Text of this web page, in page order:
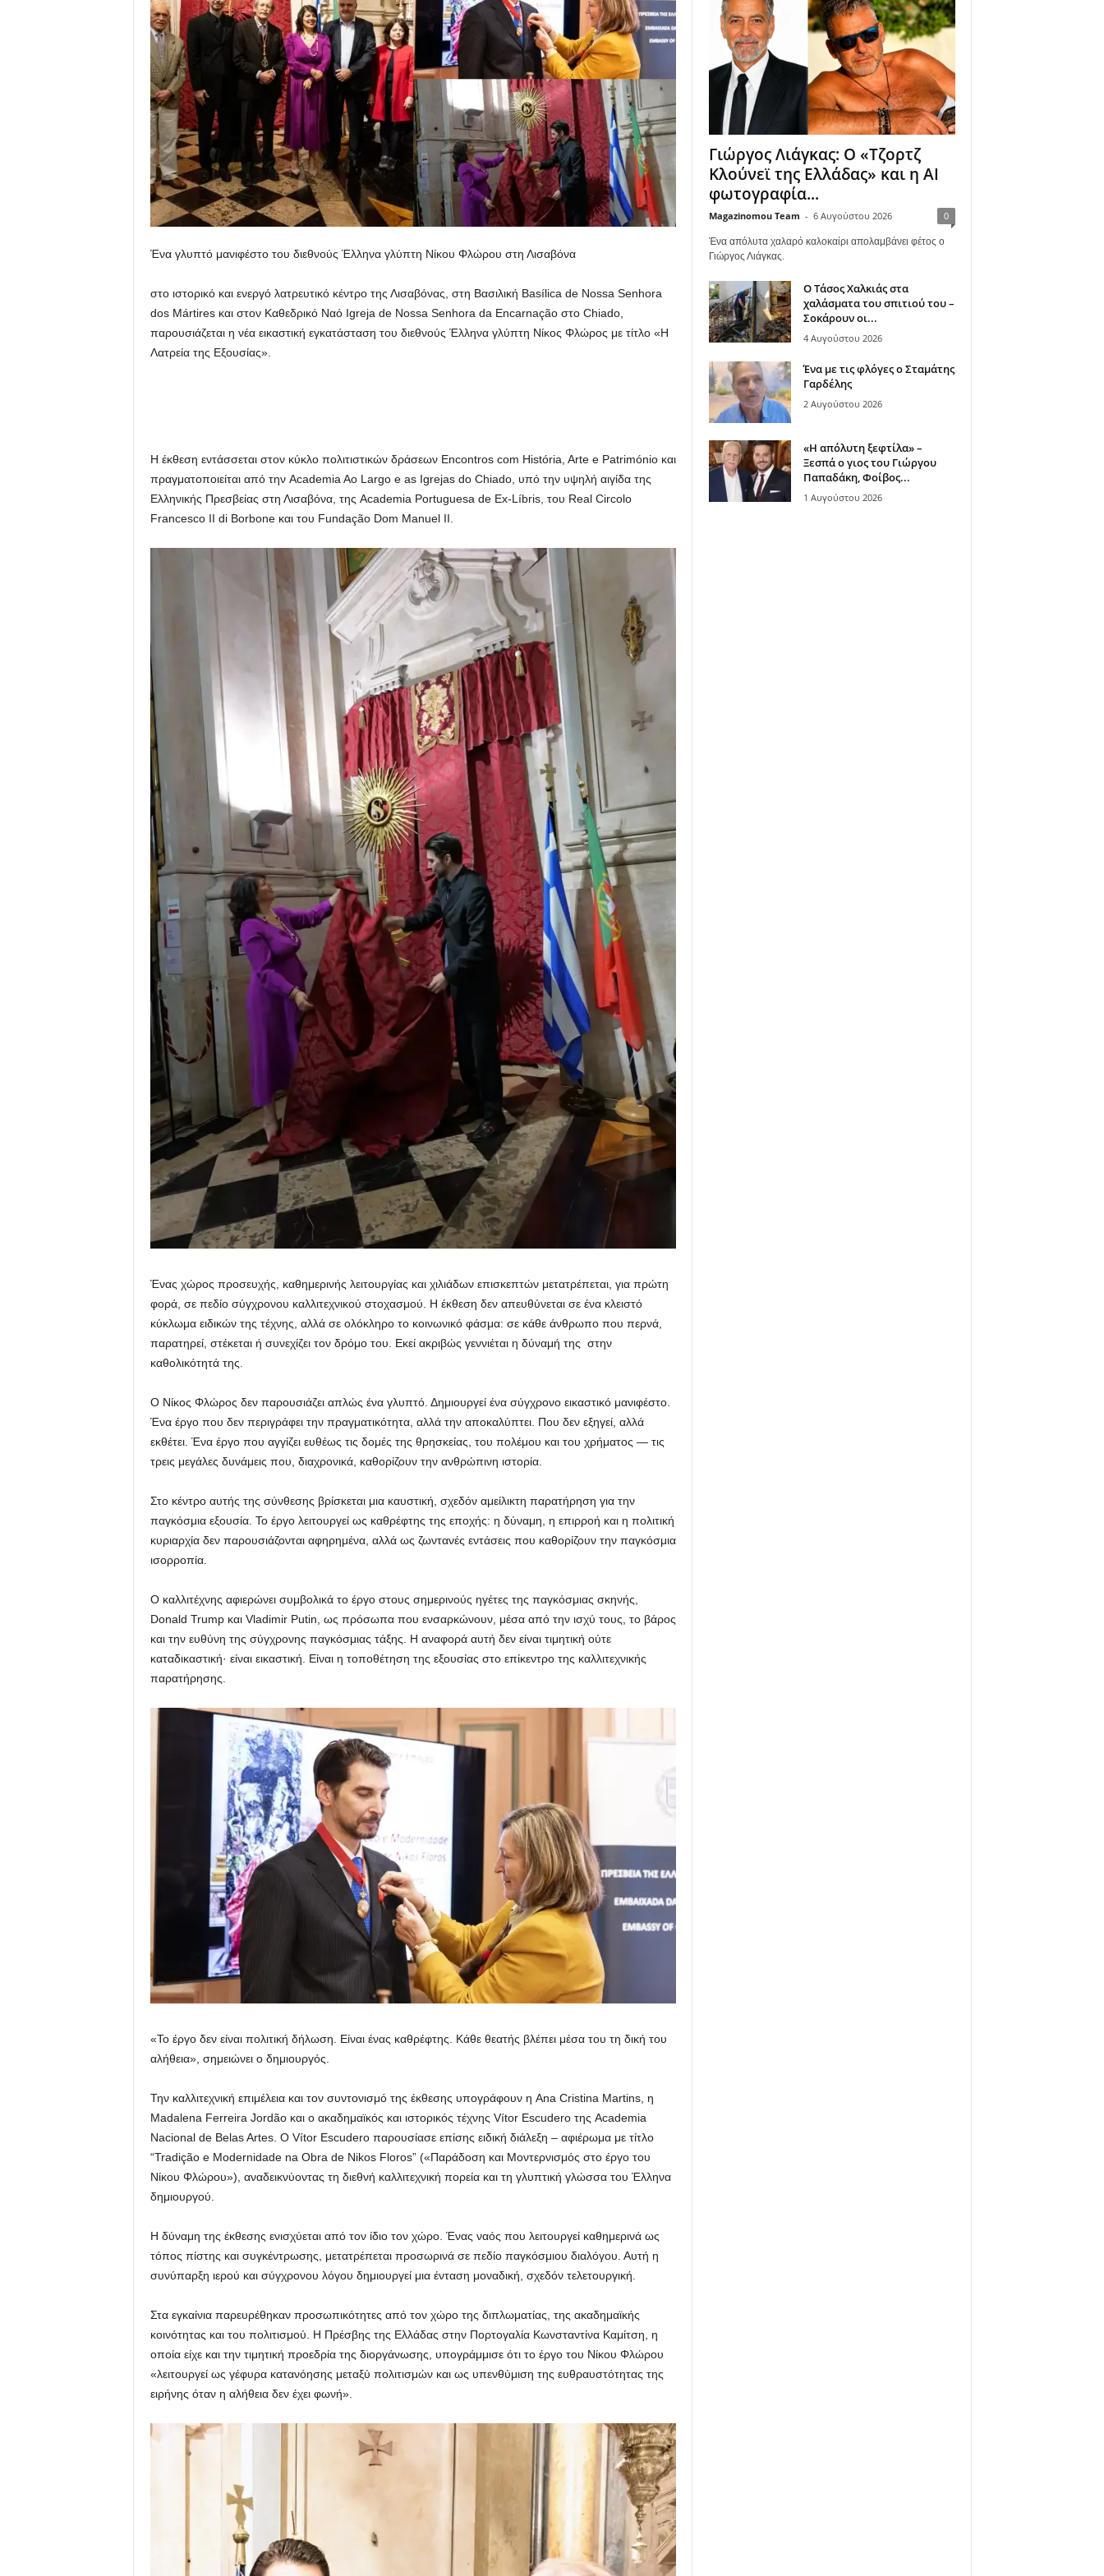
u
Ένα γλυπτό μανιφέστο του διεθνούς Έλληνα γλύπτη Νίκου Φλώρου στη Λισαβόνα
στο ιστορικό και ενεργό λατρευτικό κέντρο της Λισαβόνας, στη Βασιλική Basílica de Nossa Senhora
dos Mártires και στον Καθεδρικό Ναό Igreja de Nossa Senhora da Encarnação στο Chiado,
παρουσιάζεται η νέα εικαστική εγκατάσταση του διεθνούς Έλληνα γλύπτη Νίκος Φλώρος με τίτλο «Η
Λατρεία της Εξουσίας».
Η έκθεση εντάσσεται στον κύκλο πολιτιστικών δράσεων Encontros com História, Arte e Património και
πραγματοποιείται από την Academia Ao Largo e as Igrejas do Chiado, υπό την υψηλή αιγίδα της
Ελληνικής Πρεσβείας στη Λισαβόνα, της Academia Portuguesa de Ex-Líbris, του Real Circolo
Francesco II di Borbone και του Fundação Dom Manuel II.
Ένας χώρος προσευχής, καθημερινής λειτουργίας και χιλιάδων επισκεπτών μετατρέπεται, για πρώτη
φορά, σε πεδίο σύγχρονου καλλιτεχνικού στοχασμού. Η έκθεση δεν απευθύνεται σε ένα κλειστό
κύκλωμα ειδικών της τέχνης, αλλά σε ολόκληρο το κοινωνικό φάσμα: σε κάθε άνθρωπο που περνά,
παρατηρεί, στέκεται ή συνεχίζει τον δρόμο του. Εκεί ακριβώς γεννιέται η δύναμή της στην
καθολικότητά της.
Ο Νίκος Φλώρος δεν παρουσιάζει απλώς ένα γλυπτό. Δημιουργεί ένα σύγχρονο εικαστικό μανιφέστο.
Ένα έργο που δεν περιγράφει την πραγματικότητα, αλλά την αποκαλύπτει. Που δεν εξηγεί, αλλά
εκθέτει. Ένα έργο που αγγίζει ευθέως τις δομές της θρησκείας, του πολέμου και του χρήματος — τις
τρεις μεγάλες δυνάμεις που, διαχρονικά, καθορίζουν την ανθρώπινη ιστορία.
Στο κέντρο αυτής της σύνθεσης βρίσκεται μια καυστική, σχεδόν αμείλικτη παρατήρηση για την
παγκόσμια εξουσία. Το έργο λειτουργεί ως καθρέφτης της εποχής: η δύναμη, η επιρροή και η πολιτική
κυριαρχία δεν παρουσιάζονται αφηρημένα, αλλά ως ζωντανές εντάσεις που καθορίζουν την παγκόσμια
ισορροπία.
Ο καλλιτέχνης αφιερώνει συμβολικά το έργο στους σημερινούς ηγέτες της παγκόσμιας σκηνής,
Donald Trump και Vladimir Putin, ως πρόσωπα που ενσαρκώνουν, μέσα από την ισχύ τους, το βάρος
και την ευθύνη της σύγχρονης παγκόσμιας τάξης. Η αναφορά αυτή δεν είναι τιμητική ούτε
καταδικαστική· είναι εικαστική. Είναι η τοποθέτηση της εξουσίας στο επίκεντρο της καλλιτεχνικής
παρατήρησης.
«Το έργο δεν είναι πολιτική δήλωση. Είναι ένας καθρέφτης. Κάθε θεατής βλέπει μέσα του τη δική του
αλήθεια», σημειώνει ο δημιουργός.
Την καλλιτεχνική επιμέλεια και τον συντονισμό της έκθεσης υπογράφουν η Ana Cristina Martins, η
Madalena Ferreira Jordão και ο ακαδημαϊκός και ιστορικός τέχνης Vítor Escudero της Academia
Nacional de Belas Artes. Ο Vítor Escudero παρουσίασε επίσης ειδική διάλεξη – αφιέρωμα με τίτλο
“Tradição e Modernidade na Obra de Nikos Floros” («Παράδοση και Μοντερνισμός στο έργο του
Νίκου Φλώρου»), αναδεικνύοντας τη διεθνή καλλιτεχνική πορεία και τη γλυπτική γλώσσα του Έλληνα
δημιουργού.
Η δύναμη της έκθεσης ενισχύεται από τον ίδιο τον χώρο. Ένας ναός που λειτουργεί καθημερινά ως
τόπος πίστης και συγκέντρωσης, μετατρέπεται προσωρινά σε πεδίο παγκόσμιου διαλόγου. Αυτή η
συνύπαρξη ιερού και σύγχρονου λόγου δημιουργεί μια ένταση μοναδική, σχεδόν τελετουργική.
Στα εγκαίνια παρευρέθηκαν προσωπικότητες από τον χώρο της διπλωματίας, της ακαδημαϊκής
κοινότητας και του πολιτισμού. Η Πρέσβης της Ελλάδας στην Πορτογαλία Κωνσταντίνα Καμίτση, η
οποία είχε και την τιμητική προεδρία της διοργάνωσης, υπογράμμισε ότι το έργο του Νίκου Φλώρου
«λειτουργεί ως γέφυρα κατανόησης μεταξύ πολιτισμών και ως υπενθύμιση της ευθραυστότητας της
ειρήνης όταν η αλήθεια δεν έχει φωνή».
Γιώργος Λιάγκας: Ο «Τζορτζ
Κλούνεϊ της Ελλάδας» και η AI
φωτογραφία...
Magazinomou Team - 6 Αυγούστου 2026 0
Ένα απόλυτα χαλαρό καλοκαίρι απολαμβάνει φέτος ο
Γιώργος Λιάγκας.
Ο Τάσος Χαλκιάς στα
χαλάσματα του σπιτιού του –
Σοκάρουν οι...
4 Αυγούστου 2026
Ένα με τις φλόγες ο Σταμάτης
Γαρδέλης
2 Αυγούστου 2026
«Η απόλυτη ξεφτίλα» –
Ξεσπά ο γιος του Γιώργου
Παπαδάκη, Φοίβος...
1 Αυγούστου 2026